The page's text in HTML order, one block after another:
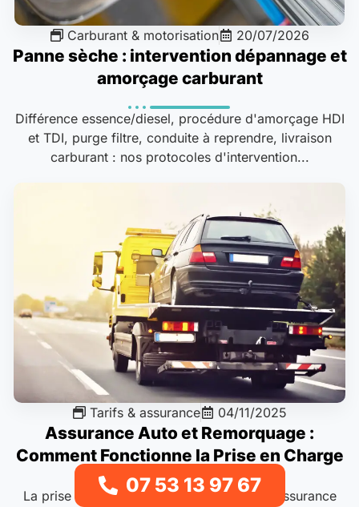
Carburant & motorisation 20/07/2026
Panne sèche : intervention dépannage et
amorçage carburant
Différence essence/diesel, procédure d'amorçage HDI
et TDI, purge filtre, conduite à reprendre, livraison
carburant : nos protocoles d'intervention...
Tarifs & assurance 04/11/2025
Assurance Auto et Remorquage :
Comment Fonctionne la Prise en Charge
La prise en charge d’un remorquage par l’assurance
07 53 13 97 67